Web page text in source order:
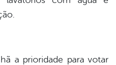
a prioridade para votar